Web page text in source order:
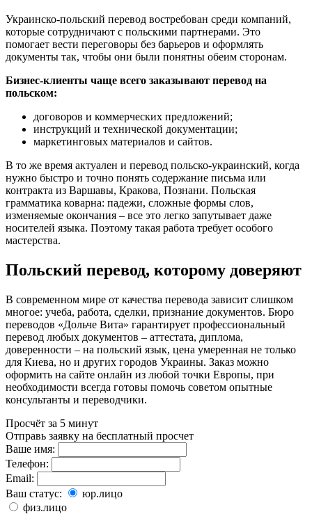
Украинско-польский перевод востребован среди компаний,
которые сотрудничают с польскими партнерами. Это
помогает вести переговоры без барьеров и оформлять
документы так, чтобы они были понятны обеим сторонам.
Бизнес-клиенты чаще всего заказывают перевод на
польском:
договоров и коммерческих предложений;
инструкций и технической документации;
маркетинговых материалов и сайтов.
В то же время актуален и перевод польско-украинский, когда
нужно быстро и точно понять содержание письма или
контракта из Варшавы, Кракова, Познани. Польская
грамматика коварна: падежи, сложные формы слов,
изменяемые окончания – все это легко запутывает даже
носителей языка. Поэтому такая работа требует особого
мастерства.
Польский перевод, которому доверяют
В современном мире от качества перевода зависит слишком
многое: учеба, работа, сделки, признание документов. Бюро
переводов «Дольче Вита» гарантирует профессиональный
перевод любых документов – аттестата, диплома,
доверенности – на польский язык, цена умеренная не только
для Киева, но и других городов Украины. Заказ можно
оформить на сайте онлайн из любой точки Европы, при
необходимости всегда готовы помочь советом опытные
консультанты и переводчики.
Просчёт за 5 минут
Отправь заявку на бесплатный просчет
Ваше имя:
Телефон:
Email:
Ваш статус:
юр.лицо
физ.лицо